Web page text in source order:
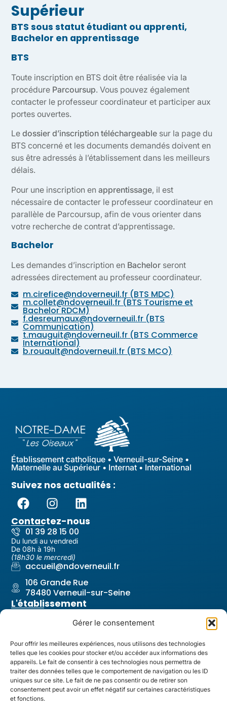
Gérer le consentement
Pour offrir les meilleures expériences, nous utilisons des technologies
telles que les cookies pour stocker et/ou accéder aux informations des
appareils. Le fait de consentir à ces technologies nous permettra de
traiter des données telles que le comportement de navigation ou les ID
uniques sur ce site. Le fait de ne pas consentir ou de retirer son
consentement peut avoir un effet négatif sur certaines caractéristiques
et fonctions.
Supérieur
BTS sous statut étudiant ou apprenti,
Bachelor en apprentissage
BTS
Toute inscription en BTS doit être réalisée via la
procédure Parcoursup. Vous pouvez également
contacter le professeur coordinateur et participer aux
portes ouvertes.
Ledossier d’inscription téléchargeable sur la page du
BTS concerné et les documents demandés doivent en
sus être adressés à l’établissement dans les meilleurs
délais.
Pour une inscription enapprentissage, il est
nécessaire de contacter le professeur coordinateur en
parallèle de Parcoursup, afin de vous orienter dans
votre recherche de contrat d’apprentissage.
Bachelor
Les demandes d’inscription en Bachelor seront
adressées directement au professeur coordinateur.
m.cirefice@ndoverneuil.fr (BTS MDC)
m.collet@ndoverneuil.fr (BTS Tourisme et
Bachelor RDCM)
f.desreumaux@ndoverneuil.fr (BTS
Communication)
t.mauguit@ndoverneuil.fr (BTS Commerce
International)
b.rouault@ndoverneuil.fr (BTS MCO)
Établissement catholique • Verneuil-sur-Seine •
Maternelle au Supérieur • Internat • International
Suivez nos actualités :
Contactez-nous
01 39 28 15 00
Du lundi au vendredi
De 08h à 19h
(18h30 le mercredi)
accueil@ndoverneuil.fr
106 Grande Rue
78480 Verneuil-sur-Seine
L'établissement
Notre projet pastoral
Nos équipes
Revue de l'établissement
Liens utiles
Contact & Accès
Restauration